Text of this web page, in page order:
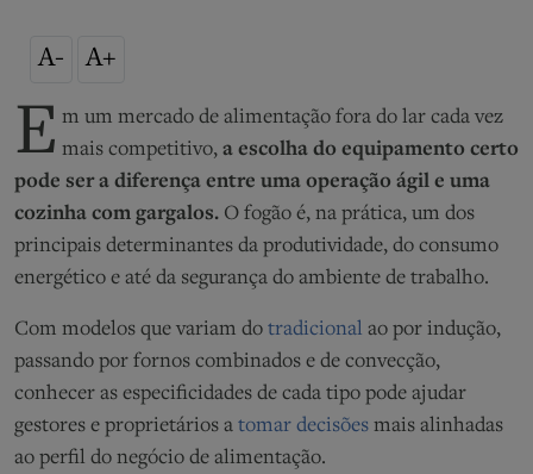
A- A+
E m um mercado de alimentação fora do lar cada vez
mais competitivo, a escolha do equipamento certo
pode ser a diferença entre uma operação ágil e uma
cozinha com gargalos. O fogão é, na prática, um dos
principais determinantes da produtividade, do consumo
energético e até da segurança do ambiente de trabalho.
Com modelos que variam do tradicional ao por indução,
passando por fornos combinados e de convecção,
conhecer as especificidades de cada tipo pode ajudar
gestores e proprietários a tomar decisões mais alinhadas
ao perfil do negócio de alimentação.